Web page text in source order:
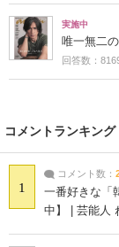
実施中
唯一無二
回答数：
コメントランキング
1
コメント数：
一番好きな「
中】 | 芸能人